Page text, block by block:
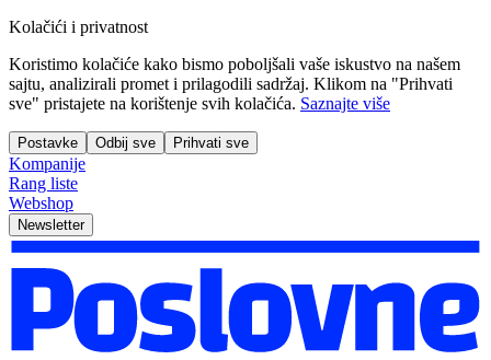
Kolačići i privatnost
Koristimo kolačiće kako bismo poboljšali vaše iskustvo na našem
sajtu, analizirali promet i prilagodili sadržaj. Klikom na "Prihvati
sve" pristajete na korištenje svih kolačića. Saznajte više
Postavke Odbij sve Prihvati sve
Kompanije
Rang liste
Webshop
Newsletter